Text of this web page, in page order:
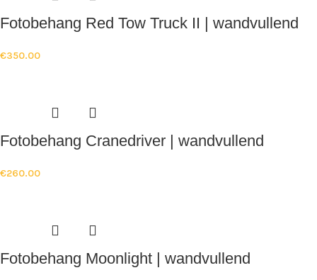
Fotobehang Red Tow Truck II | wandvullend
€350.00
Fotobehang Cranedriver | wandvullend
€260.00
Fotobehang Moonlight | wandvullend